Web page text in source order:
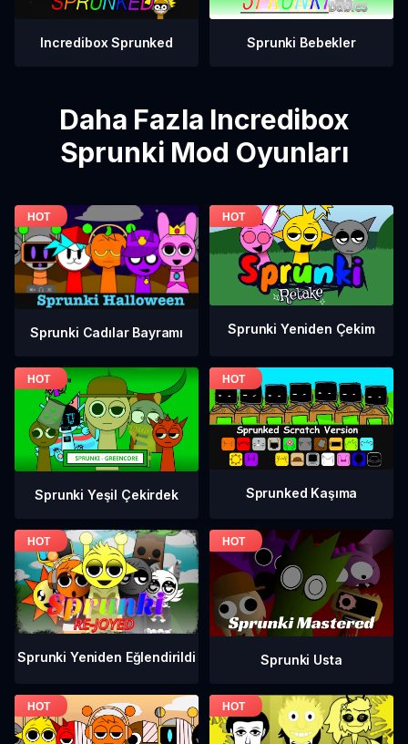
Incredibox Sprunked Sprunki Bebekler
Daha Fazla Incredibox
Sprunki Mod Oyunları
Sprunki Cadılar Bayramı Sprunki Yeniden Çekim
Sprunki Yeşil Çekirdek Sprunked Kaşıma
Sprunki Yeniden Eğlendirildi Sprunki Usta